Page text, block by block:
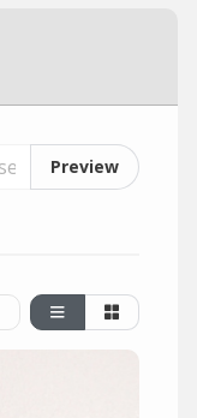
Preview